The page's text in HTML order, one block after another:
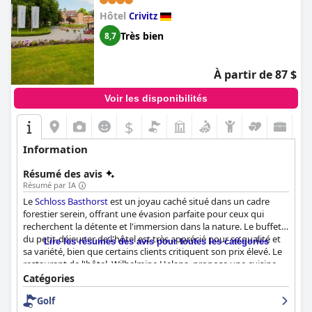
Hôtel Crivitz
8,7 Très bien
À partir de 87 $
Voir les disponibilités
$
Information
Résumé des avis
Résumé par IA
LeSchloss Basthorstest un joyau caché situé dans un cadre
forestier serein, offrant une évasion parfaite pour ceux qui
recherchent la détente et l'immersion dans la nature. Le buffet
du petit-déjeuner de l'hôtel est très apprécié pour sa qualité et
sa variété, bien que certains clients critiquent son prix élevé. Le
restaurant de l'hôtel, Wilhelmine Helena, propose une cuisine
bonne et savoureuse, bien que certains clients la trouvent chère
et limitée pour les végétariens. Les chambres sont spacieuses,
confortables et décorées avec goût, bien que certains meubles
Lire les résumés des avis pour toutes les catégories
Catégories
Golf